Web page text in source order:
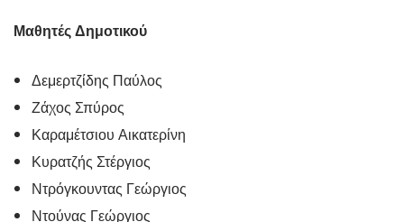
Μαθητές Δημοτικού
Δεμερτζίδης Παύλος
Ζάχος Σπύρος
Καραμέτσιου Αικατερίνη
Κυρατζής Στέργιος
Ντρόγκουντας Γεώργιος
Ντούνας Γεώργιος